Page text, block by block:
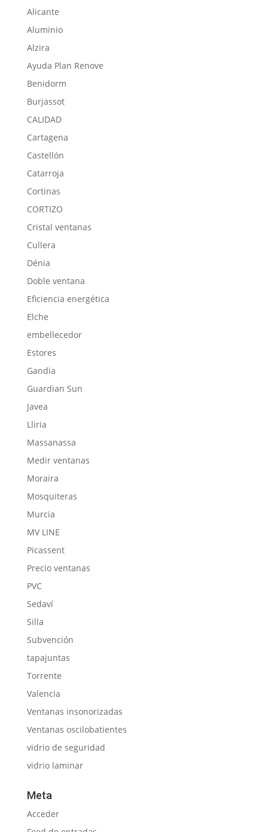
Alicante
Aluminio
Alzira
Ayuda Plan Renove
Benidorm
Burjassot
CALIDAD
Cartagena
Castellón
Catarroja
Cortinas
CORTIZO
Cristal ventanas
Cullera
Dénia
Doble ventana
Eficiencia energética
Elche
embellecedor
Estores
Gandia
Guardian Sun
Javea
Lliria
Massanassa
Medir ventanas
Moraira
Mosquiteras
Murcia
MV LINE
Picassent
Precio ventanas
PVC
Sedaví
Silla
Subvención
tapajuntas
Torrente
Valencia
Ventanas insonorizadas
Ventanas oscilobatientes
vidrio de seguridad
vidrio laminar
Meta
Acceder